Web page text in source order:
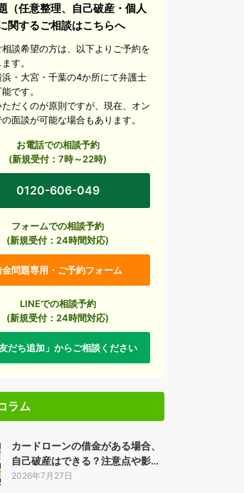
（任意整理、自己破産・個人
関するご相談はこちらへ
談希望の方は、以下よりご予約を
す。
浜・大宮・千葉の4か所にて弁護士
です。
ただくのが原則ですが、現在、オン
面談が可能な場合もあります。
お電話での相談予約
(新規受付：7時～22時)
0120-606-049
フォームでの相談予約
(新規受付：24時間対応)
金問題専用・ご予約フォーム
LINEでの相談予約
(新規受付：24時間対応)
だち追加」からご相談ください
ラム
カードローンの借金がある場合、
自己破産はできる？注意点や影…
2026年7月27日